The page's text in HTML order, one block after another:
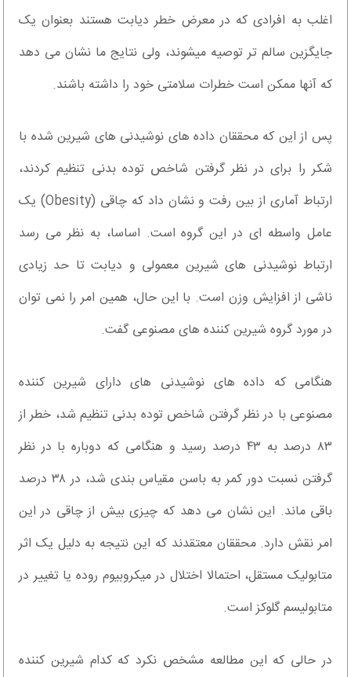
اغلب به افرادی که در معرض خطر دیابت هستند بعنوان یک
جایگزین سالم تر توصیه میشوند، ولی نتایج ما نشان می دهد
که آنها ممکن است خطرات سلامتی خود را داشته باشند.
پس از این که محققان داده های نوشیدنی های شیرین شده با
شکر را برای در نظر گرفتن شاخص توده بدنی تنظیم کردند،
ارتباط آماری از بین رفت و نشان داد که چاقی (Obesity) یک
عامل واسطه ای در این گروه است. اساسا، به نظر می رسد
ارتباط نوشیدنی های شیرین معمولی و دیابت تا حد زیادی
ناشی از افزایش وزن است. با این حال، همین امر را نمی توان
در مورد گروه شیرین کننده های مصنوعی گفت.
هنگامی که داده های نوشیدنی های دارای شیرین کننده
مصنوعی با در نظر گرفتن شاخص توده بدنی تنظیم شد، خطر از
۸۳ درصد به ۴۳ درصد رسید و هنگامی که دوباره با در نظر
گرفتن نسبت دور کمر به باسن مقیاس بندی شد، در ۳۸ درصد
باقی ماند. این نشان می دهد که چیزی بیش از چاقی در این
امر نقش دارد. محققان معتقدند که این نتیجه به دلیل یک اثر
متابولیک مستقل، احتمالا اختلال در میکروبیوم روده یا تغییر در
متابولیسم گلوکز است.
در حالی که این مطالعه مشخص نکرد که کدام شیرین کننده